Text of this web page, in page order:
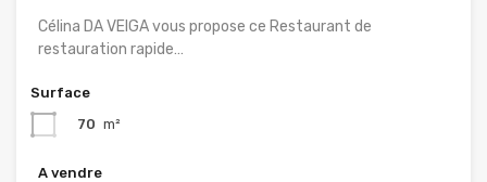
Célina DA VEIGA vous propose ce Restaurant de
restauration rapide…
Surface
70 m²
A vendre